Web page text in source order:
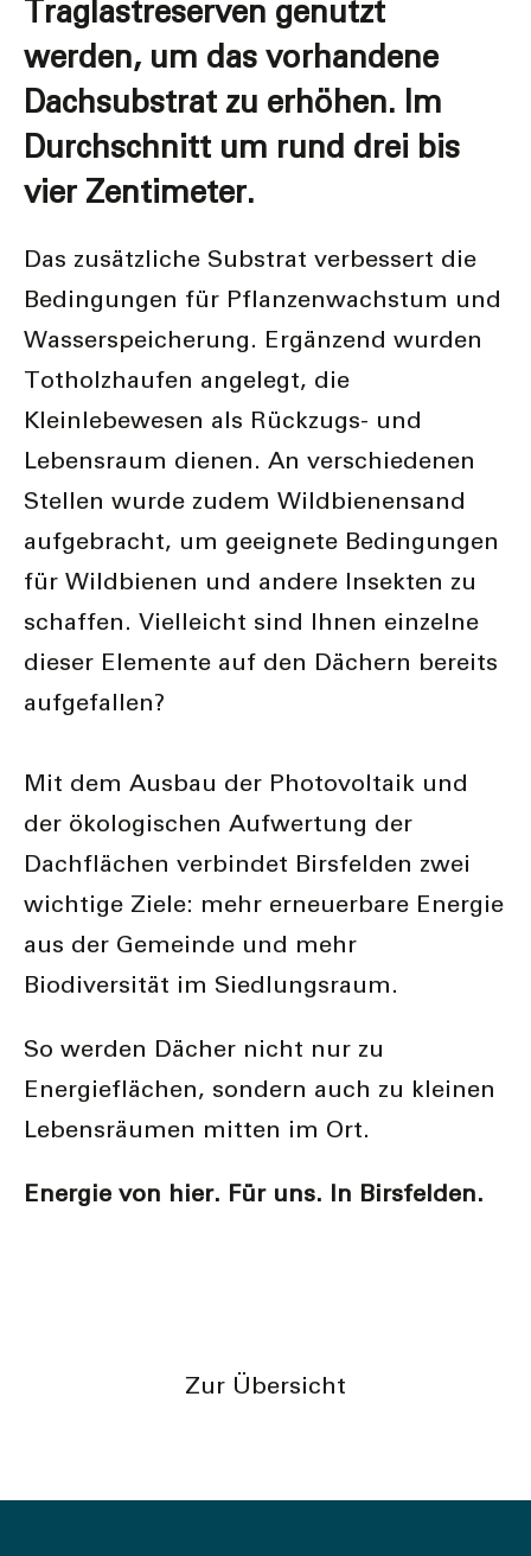
Traglastreserven genutzt
werden, um das vorhandene
Dachsubstrat zu erhöhen. Im
Durchschnitt um rund drei bis
vier Zentimeter.
Das zusätzliche Substrat verbessert die
Bedingungen für Pflanzenwachstum und
Wasserspeicherung. Ergänzend wurden
Totholzhaufen angelegt, die
Kleinlebewesen als Rückzugs- und
Lebensraum dienen. An verschiedenen
Stellen wurde zudem Wildbienensand
aufgebracht, um geeignete Bedingungen
für Wildbienen und andere Insekten zu
schaffen. Vielleicht sind Ihnen einzelne
dieser Elemente auf den Dächern bereits
aufgefallen?
Mit dem Ausbau der Photovoltaik und
der ökologischen Aufwertung der
Dachflächen verbindet Birsfelden zwei
wichtige Ziele: mehr erneuerbare Energie
aus der Gemeinde und mehr
Biodiversität im Siedlungsraum.
So werden Dächer nicht nur zu
Energieflächen, sondern auch zu kleinen
Lebensräumen mitten im Ort.
Energie von hier. Für uns. In Birsfelden.
Vorheriger ArtikelZur ÜbersichtNächster Artikel